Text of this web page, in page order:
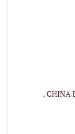
. CHINA